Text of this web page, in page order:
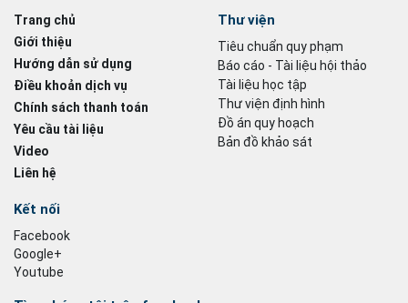
Trang chủ
Giới thiệu
Hướng dẫn sử dụng
Điều khoản dịch vụ
Chính sách thanh toán
Yêu cầu tài liệu
Video
Liên hệ
Thư viện
Tiêu chuẩn quy phạm
Báo cáo - Tài liệu hội thảo
Tài liệu học tập
Thư viện định hình
Đồ án quy hoạch
Bản đồ khảo sát
Kết nối
Facebook
Google+
Youtube